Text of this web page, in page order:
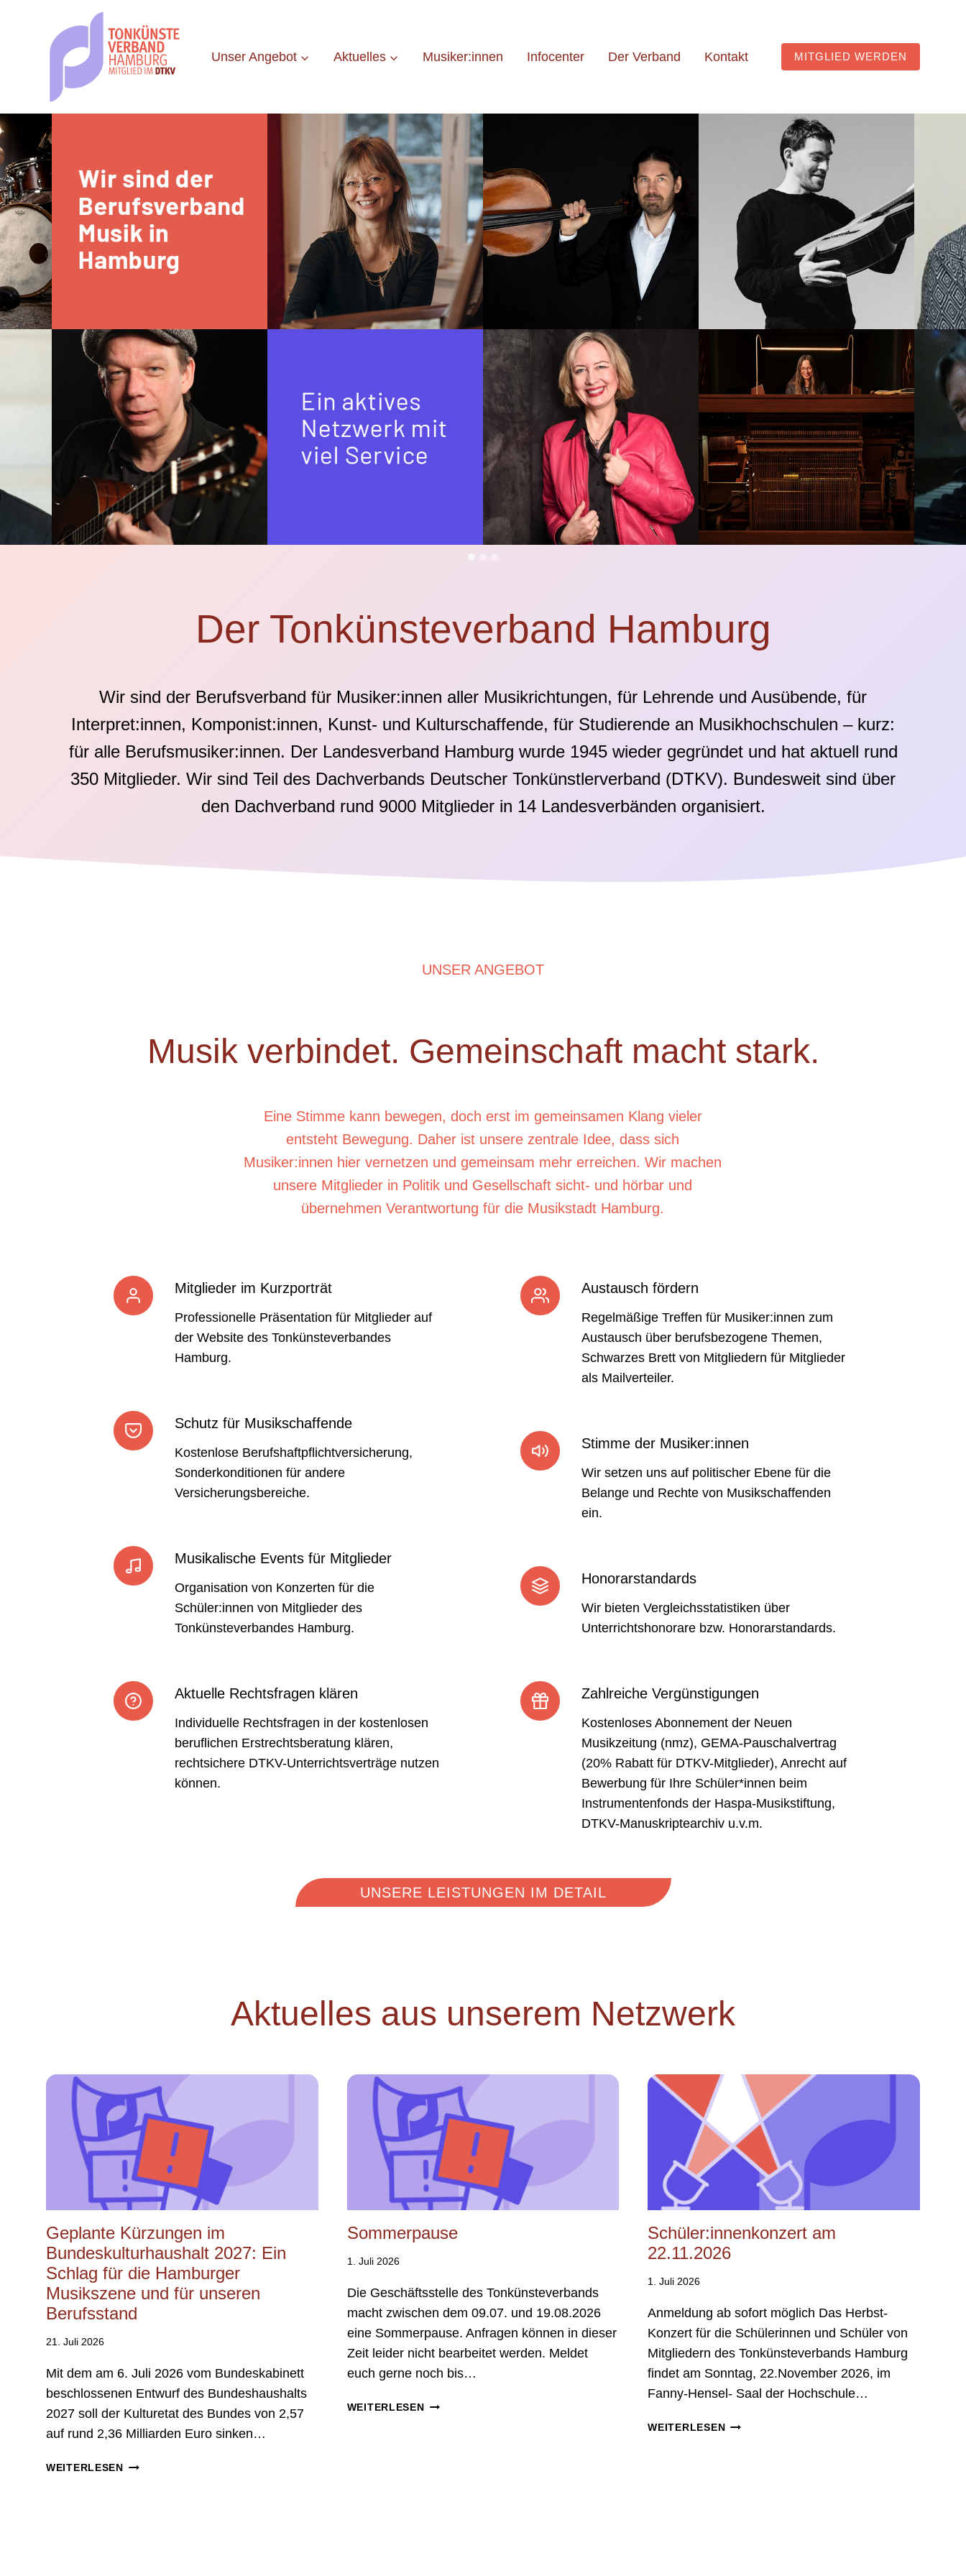
Unser Angebot Aktuelles Musiker:innen Infocenter Der Verband Kontakt MITGLIED WERDEN
Der Tonkünsteverband Hamburg
Wir sind der Berufsverband für Musiker:innen aller Musikrichtungen, für Lehrende und Ausübende, für
Interpret:innen, Komponist:innen, Kunst- und Kulturschaffende, für Studierende an Musikhochschulen – kurz:
für alle Berufsmusiker:innen. Der Landesverband Hamburg wurde 1945 wieder gegründet und hat aktuell rund
350 Mitglieder. Wir sind Teil des Dachverbands Deutscher Tonkünstlerverband (DTKV). Bundesweit sind über
den Dachverband rund 9000 Mitglieder in 14 Landesverbänden organisiert.
UNSER ANGEBOT
Musik verbindet. Gemeinschaft macht stark.
Eine Stimme kann bewegen, doch erst im gemeinsamen Klang vieler
entsteht Bewegung. Daher ist unsere zentrale Idee, dass sich
Musiker:innen hier vernetzen und gemeinsam mehr erreichen. Wir machen
unsere Mitglieder in Politik und Gesellschaft sicht- und hörbar und
übernehmen Verantwortung für die Musikstadt Hamburg.
Mitglieder im Kurzporträt
Professionelle Präsentation für Mitglieder auf
der Website des Tonkünsteverbandes
Hamburg.
Schutz für Musikschaffende
Kostenlose Berufshaftpflichtversicherung,
Sonderkonditionen für andere
Versicherungsbereiche.
Musikalische Events für Mitglieder
Organisation von Konzerten für die
Schüler:innen von Mitglieder des
Tonkünsteverbandes Hamburg.
Aktuelle Rechtsfragen klären
Individuelle Rechtsfragen in der kostenlosen
beruflichen Erstrechtsberatung klären,
rechtsichere DTKV-Unterrichtsverträge nutzen
können.
Austausch fördern
Regelmäßige Treffen für Musiker:innen zum
Austausch über berufsbezogene Themen,
Schwarzes Brett von Mitgliedern für Mitglieder
als Mailverteiler.
Stimme der Musiker:innen
Wir setzen uns auf politischer Ebene für die
Belange und Rechte von Musikschaffenden
ein.
Honorarstandards
Wir bieten Vergleichsstatistiken über
Unterrichtshonorare bzw. Honorarstandards.
Zahlreiche Vergünstigungen
Kostenloses Abonnement der Neuen
Musikzeitung (nmz), GEMA-Pauschalvertrag
(20% Rabatt für DTKV-Mitglieder), Anrecht auf
Bewerbung für Ihre Schüler*innen beim
Instrumentenfonds der Haspa-Musikstiftung,
DTKV-Manuskriptearchiv u.v.m.
UNSERE LEISTUNGEN IM DETAIL
Aktuelles aus unserem Netzwerk
Geplante Kürzungen im
Bundeskulturhaushalt 2027: Ein
Schlag für die Hamburger
Musikszene und für unseren
Berufsstand
21. Juli 2026
Mit dem am 6. Juli 2026 vom Bundeskabinett
beschlossenen Entwurf des Bundeshaushalts
2027 soll der Kulturetat des Bundes von 2,57
auf rund 2,36 Milliarden Euro sinken…
WEITERLESENG
Sommerpause
1. Juli 2026
Die Geschäftsstelle des Tonkünsteverbands
macht zwischen dem 09.07. und 19.08.2026
eine Sommerpause. Anfragen können in dieser
Zeit leider nicht bearbeitet werden. Meldet
euch gerne noch bis…
WEITERLESENS
Schüler:innenkonzert am
22.11.2026
1. Juli 2026
Anmeldung ab sofort möglich Das Herbst-
Konzert für die Schülerinnen und Schüler von
Mitgliedern des Tonkünsteverbands Hamburg
findet am Sonntag, 22.November 2026, im
Fanny-Hensel- Saal der Hochschule…
WEITERLESENS